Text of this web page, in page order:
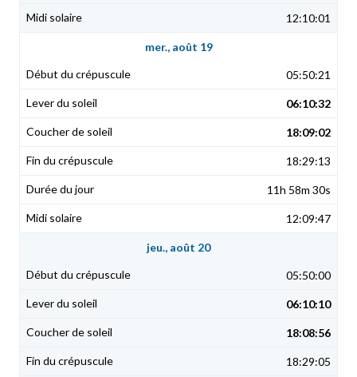
12:10:01
mer., août 19
05:50:21
06:10:32
18:09:02
18:29:13
11h 58m 30s
12:09:47
jeu., août 20
05:50:00
06:10:10
18:08:56
18:29:05